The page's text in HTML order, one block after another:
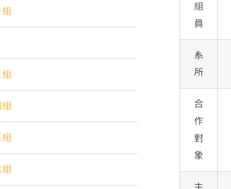
組
員
系
所
合
作
對
象
主